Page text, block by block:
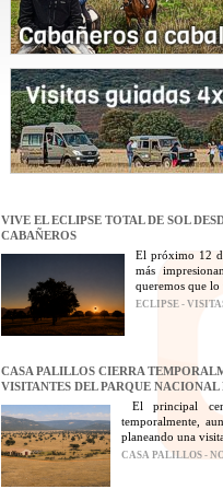
VIVE EL ECLIPSE TOTAL DE SOL
CABAÑEROS
El próximo 12
más
queremos que lo
ECLIPSE -
CASA PALILLOS CIERRA
VISITANTES DEL PARQUE NACIONAL
El principal
temporalmente,
planeando una
CASA PALILLOS -